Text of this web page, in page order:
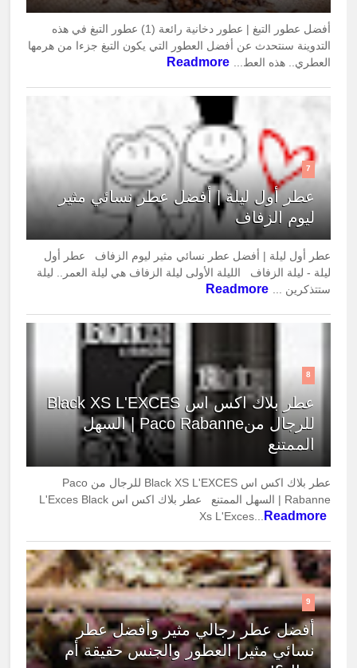
أفضل عطور التبغ | عطور دخانية رائعة (1) عطور التبغ في هذه
التدوينة سنتحدث عن أفضل العطور التي يكون التبغ جزءا من هرمها
العطري.. هذه العط...
Readmore
7
عطر أول ليلة | أفضل عطر نسائي مثير
ليوم الزفاف
عطر أول ليلة | أفضل عطر نسائي مثير ليوم الزفاف عطر أول
ليلة - ليلة الزفاف الليلة الأولى ليلة الزفاف هي ليلة العمر.. ليلة
ستتذكرين ...
Readmore
8
عطر بلاك اكس اس Black XS L'EXCES
للرجال منPaco Rabanne | السهل
الممتنع
عطر بلاك اكس اس Black XS L'EXCES للرجال من Paco
Rabanne | السهل الممتنع عطر بلاك اكس اس L'Exces Black
Xs L'Exces...
Readmore
9
أفضل عطر رجالي مثير وأفضل عطر
نسائي مثير| العطور والجنس حقيقة أم